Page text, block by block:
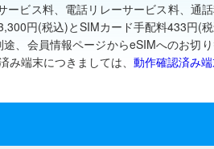
ビス料、電話リレーサービス料、通
円(税込)とSIMカード手配料433円(税
、会員情報ページからeSIMへのお切
端末につきましては、 動作確認済み